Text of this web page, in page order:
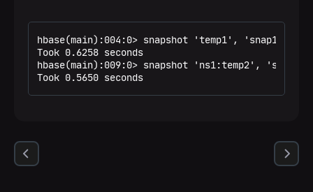
hbase(main):004:0> snapshot 'temp1', 'snap1'
Took 0.6258 seconds
hbase(main):009:0> snapshot 'ns1:temp2', 'snap2'
Took 0.5650 seconds